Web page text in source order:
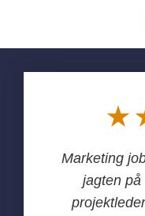
Marketing
jagten